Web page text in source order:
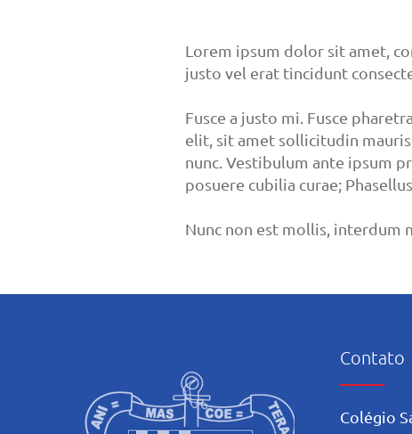
Lorem ipsum dolor sit amet,
justo vel erat tincidunt
Fusce a justo mi. Fusce
elit, sit amet sollicitudin
nunc. Vestibulum ante ipsum
posuere cubilia curae;
Nunc non est mollis, interdum
Contato
Colégio